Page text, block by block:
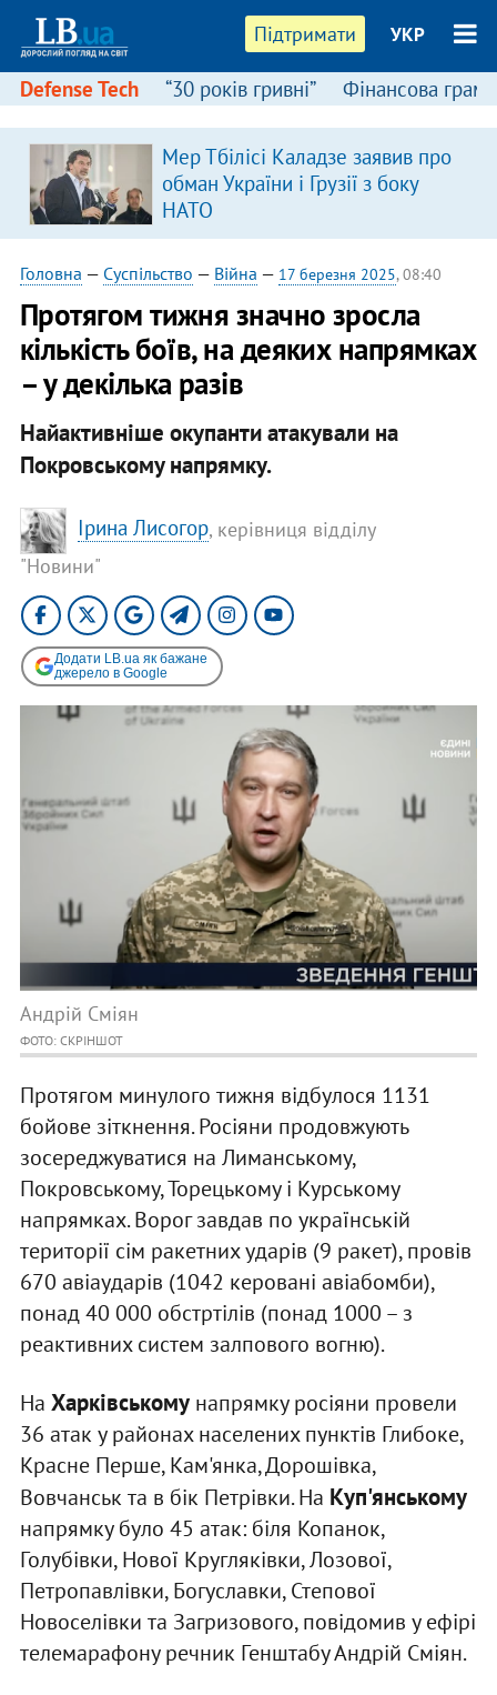
Підтримати УКР
Defense Tech “30 років гривні” Фінансова
Мер Тбілісі Каладзе заявив про
обман України і Грузії з боку
НАТО
Головна — Суспільство — Війна — 17 березня 2025, 08:40
Протягом тижня значно зросла
кількість боїв, на деяких напрямках
– у декілька разів
Найактивніше окупанти атакували на
Покровському напрямку.
Ірина Лисогор, керівниця відділу
"Новини"
Додати LB.ua як бажане
джерело в Google
Андрій Сміян
ФОТО: СКРІНШОТ
Протягом минулого тижня відбулося 1131
бойове зіткнення. Росіяни продовжують
зосереджуватися на Лиманському,
Покровському, Торецькому і Курському
напрямках. Ворог завдав по українській
території сім ракетних ударів (9 ракет), провів
670 авіаударів (1042 керовані авіабомби),
понад 40 000 обстртілів (понад 1000 – з
реактивних систем залпового вогню).
На Харківськомунапрямку росіяни провели
36 атак у районах населених пунктів Глибоке,
Красне Перше, Кам'янка, Дорошівка,
Вовчанськ та в бік Петрівки. На Куп'янському
напрямку було 45 атак: біля Копанок,
Голубівки, Нової Кругляківки, Лозової,
Петропавлівки, Богуславки, Степової
Новоселівки та Загризового, повідомив у ефірі
телемарафону речник Генштабу Андрій Сміян.